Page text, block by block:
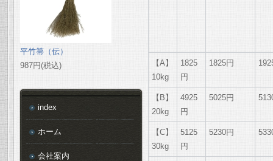
【A】
10kg
1825
円
1825円
【B】
20kg
4925
円
5025円
【C】
30kg
5125
円
5230円
平竹箒（伝）
987円(税込)
index
ホーム
会社案内